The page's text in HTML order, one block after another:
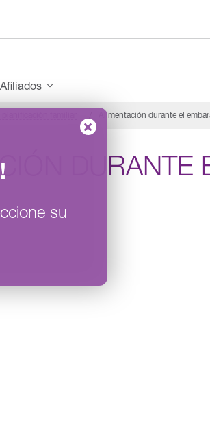
!
su
Afiliados
Alimentación durante el
DURANTE